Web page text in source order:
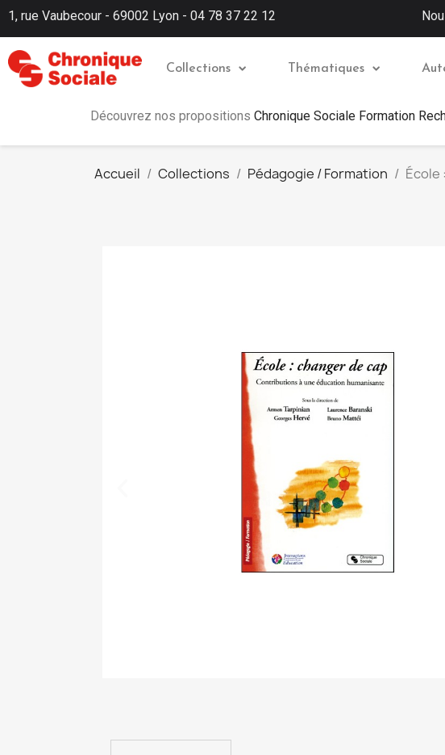
1, rue Vaubecour - 69002 Lyon - 04 78 37 22 12
Collections Thématiques
Découvrez nos propositions Chronique Sociale Formation
Accueil Collections Pédagogie / Formation École